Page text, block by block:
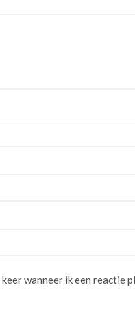
wanneer ik een reactie